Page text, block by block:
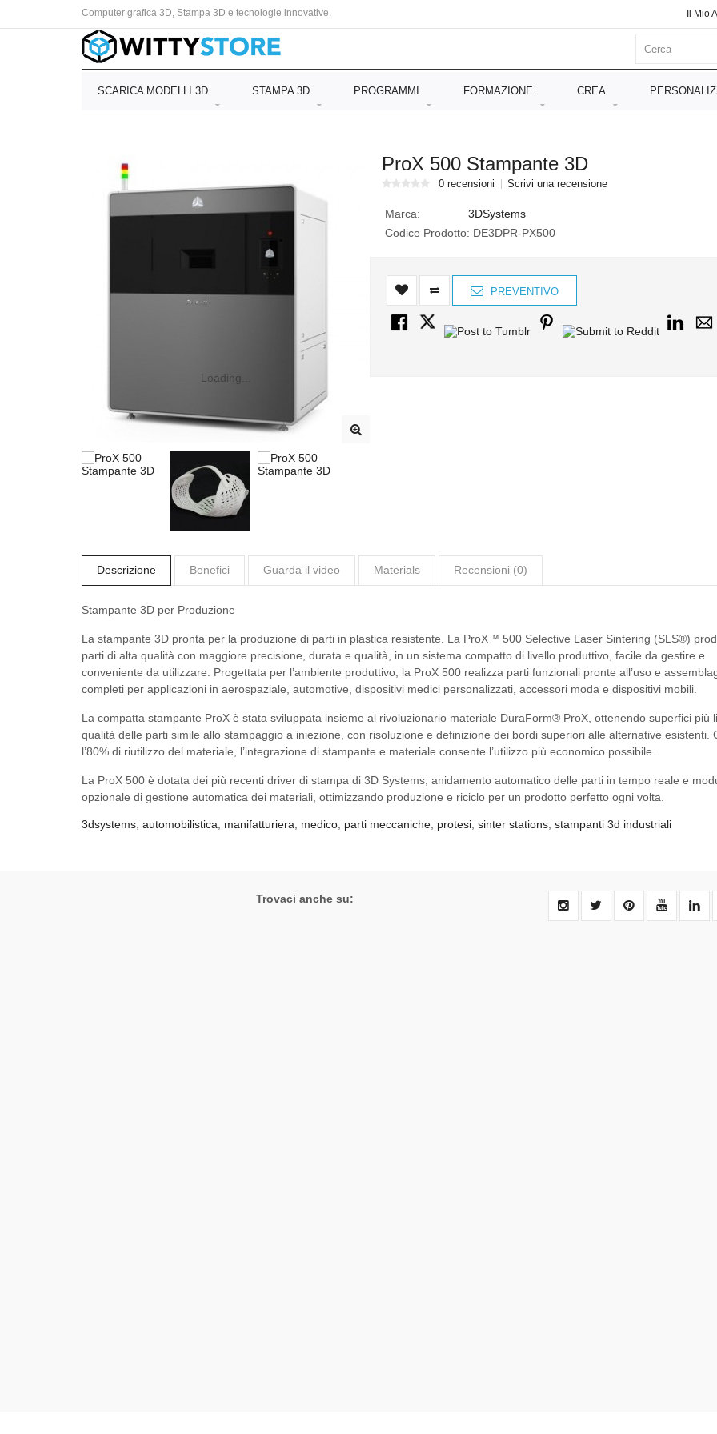
Computer grafica 3D, Stampa 3D e tecnologie innovative. Il Mio
SCARICA MODELLI 3D STAMPA 3D PROGRAMMI FORMAZIONE CREA
Loading...
ProX 500 Stampante 3D
0 recensioni Scrivi una recensione
Marca:
3DSystems
Codice Prodotto: DE3DPR-PX500
PREVENTIVO
Descrizione Benefici Guarda il video Materials Recensioni (0)
Stampante 3D per Produzione
La stampante 3D pronta per la produzione di parti in plastica resistente. La ProX™ 500 Selective Laser Sintering (SLS®)
parti di alta qualità con maggiore precisione, durata e qualità, in un sistema compatto di livello produttivo, facile da gestire e
conveniente da utilizzare. Progettata per l’ambiente produttivo, la ProX 500 realizza parti funzionali pronte all’uso e
completi per applicazioni in aerospaziale, automotive, dispositivi medici personalizzati, accessori moda e dispositivi mobili.
La compatta stampante ProX è stata sviluppata insieme al rivoluzionario materiale DuraForm® ProX, ottenendo superfici più
qualità delle parti simile allo stampaggio a iniezione, con risoluzione e definizione dei bordi superiori alle alternative esistenti.
l’80% di riutilizzo del materiale, l’integrazione di stampante e materiale consente l’utilizzo più economico possibile.
La ProX 500 è dotata dei più recenti driver di stampa di 3D Systems, anidamento automatico delle parti in tempo reale e
opzionale di gestione automatica dei materiali, ottimizzando produzione e riciclo per un prodotto perfetto ogni volta.
3dsystems automobilistica manifatturiera medico parti meccaniche protesi sinter stations stampanti 3d industriali
Trovaci anche su: